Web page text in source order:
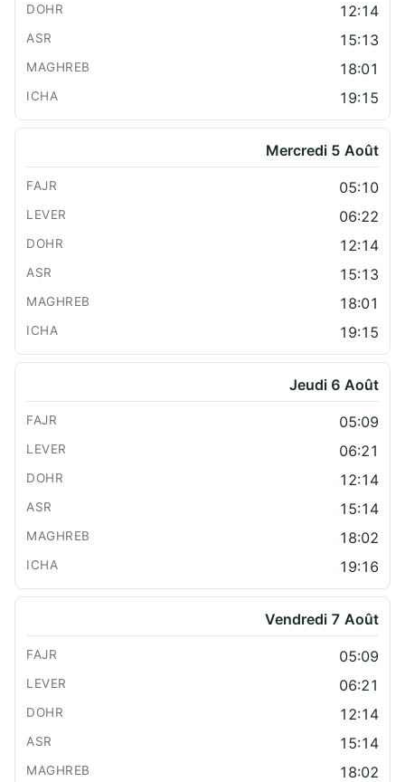
12:14
15:13
18:01
19:15
Mercredi 5 Août
05:10
06:22
12:14
15:13
18:01
19:15
Jeudi 6 Août
05:09
06:21
12:14
15:14
18:02
19:16
Vendredi 7 Août
05:09
06:21
12:14
15:14
18:02